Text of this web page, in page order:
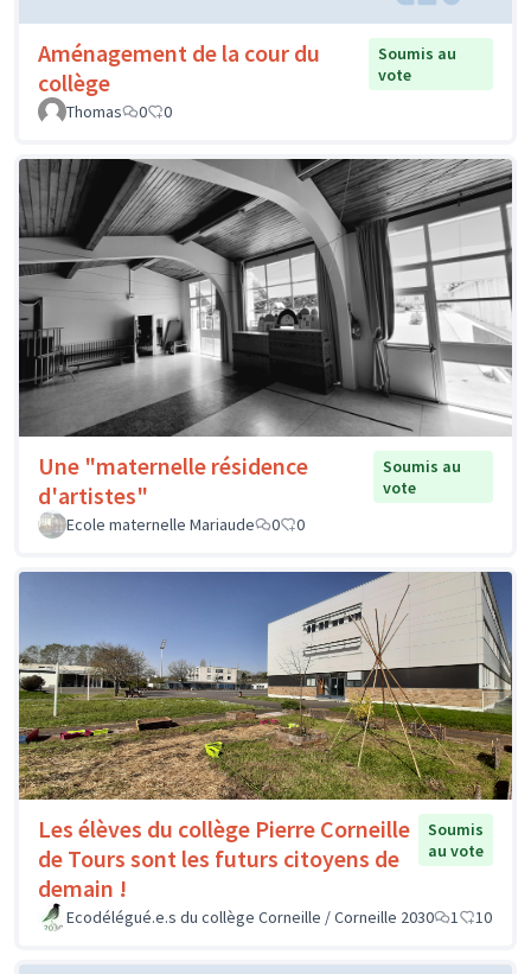
Aménagement de la cour du
collège
Soumis au
vote
Thomas
0 0
Une "maternelle résidence
d'artistes"
Soumis au
vote
Ecole maternelle Mariaude
0 0
Les élèves du collège Pierre Corneille
de Tours sont les futurs citoyens de
demain !
Soumis
au vote
Ecodélégué.e.s du collège Corneille / Corneille 2030 1 10